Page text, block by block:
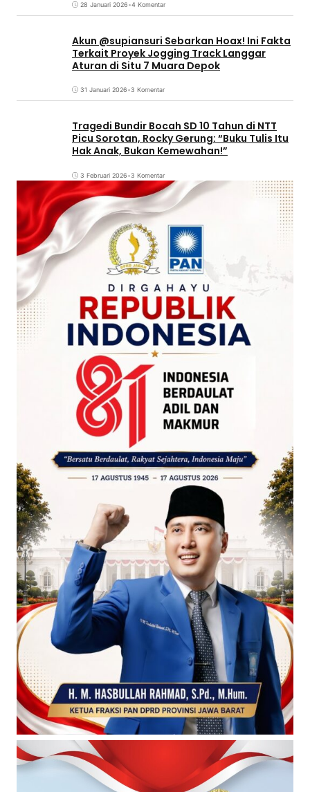
28 Januari 2026•4 Komentar
Akun @supiansuri Sebarkan Hoax! Ini Fakta
Terkait Proyek Jogging Track Langgar
Aturan di Situ 7 Muara Depok
31 Januari 2026•3 Komentar
Tragedi Bundir Bocah SD 10 Tahun di NTT
Picu Sorotan, Rocky Gerung: “Buku Tulis Itu
Hak Anak, Bukan Kemewahan!”
3 Februari 2026•3 Komentar